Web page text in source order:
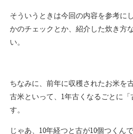
そういうときは今回の内容を参考に
かのチェックとか、紹介した炊き方
い。
ちなみに、前年に収穫されたお米を
古米といって、1年古くなるごとに「
す。
じゃあ、10年経つと古が10個つくん